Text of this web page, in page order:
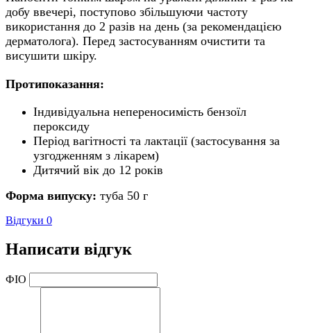
добу ввечері, поступово збільшуючи частоту
використання до 2 разів на день (за рекомендацією
дерматолога). Перед застосуванням очистити та
висушити шкіру.
Протипоказання:
Індивідуальна непереносимість бензоїл
пероксиду
Період вагітності та лактації (застосування за
узгодженням з лікарем)
Дитячий вік до 12 років
Форма випуску: туба 50 г
Відгуки 0
Написати відгук
ФІО